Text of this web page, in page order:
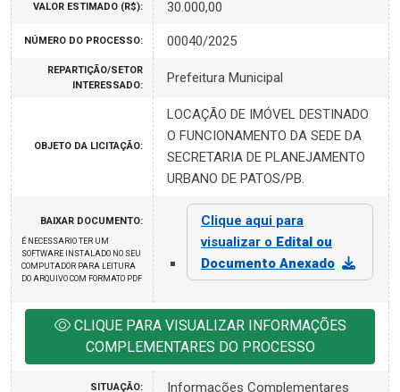
VALOR ESTIMADO (R$): 30.000,00
NÚMERO DO PROCESSO: 00040/2025
REPARTIÇÃO/SETOR
INTERESSADO:
Prefeitura Municipal
OBJETO DA LICITAÇÃO:
LOCAÇÃO DE IMÓVEL DESTINADO
O FUNCIONAMENTO DA SEDE DA
SECRETARIA DE PLANEJAMENTO
URBANO DE PATOS/PB.
BAIXAR DOCUMENTO:
É NECESSARIO TER UM
SOFTWARE INSTALADO NO SEU
COMPUTADOR PARA LEITURA
DO ARQUIVO COM FORMATO PDF
Clique aqui para
visualizar o Edital ou
Documento Anexado
CLIQUE PARA VISUALIZAR INFORMAÇÕES
COMPLEMENTARES DO PROCESSO
SITUAÇÃO: Informações Complementares